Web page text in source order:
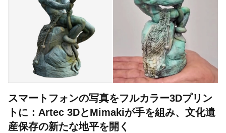
スマートフォンの写真をフルカラー3Dプリン
トに：Artec 3DとMimakiが手を組み、文化遺
産保存の新たな地平を開く